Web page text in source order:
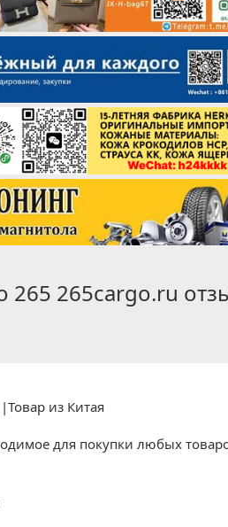
265 265cargo.ru
из Китая
для покупки любых